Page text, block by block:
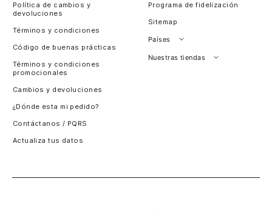
Política de cambios y
devoluciones
Términos y condiciones
Código de buenas prácticas
Términos y condiciones
promocionales
Cambios y devoluciones
¿Dónde esta mi pedido?
Contáctanos / PQRS
Actualiza tus datos
Programa de fidelización
Sitemap
Países
Perú
Nuestras tiendas